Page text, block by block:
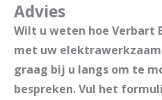
Advies
Wilt u weten hoe Verbart
met uw
graag bij u langs om te
bespreken. Vul het